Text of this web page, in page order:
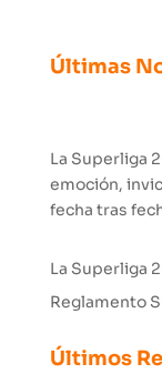
Últimas
La Superliga
emoción,
fecha tras
La Superliga
Reglamento
Últimos